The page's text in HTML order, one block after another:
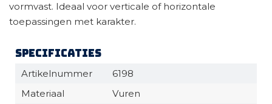
vormvast. Ideaal voor verticale of horizontale
toepassingen met karakter.
Specificaties
Artikelnummer
6198
Materiaal
Vuren